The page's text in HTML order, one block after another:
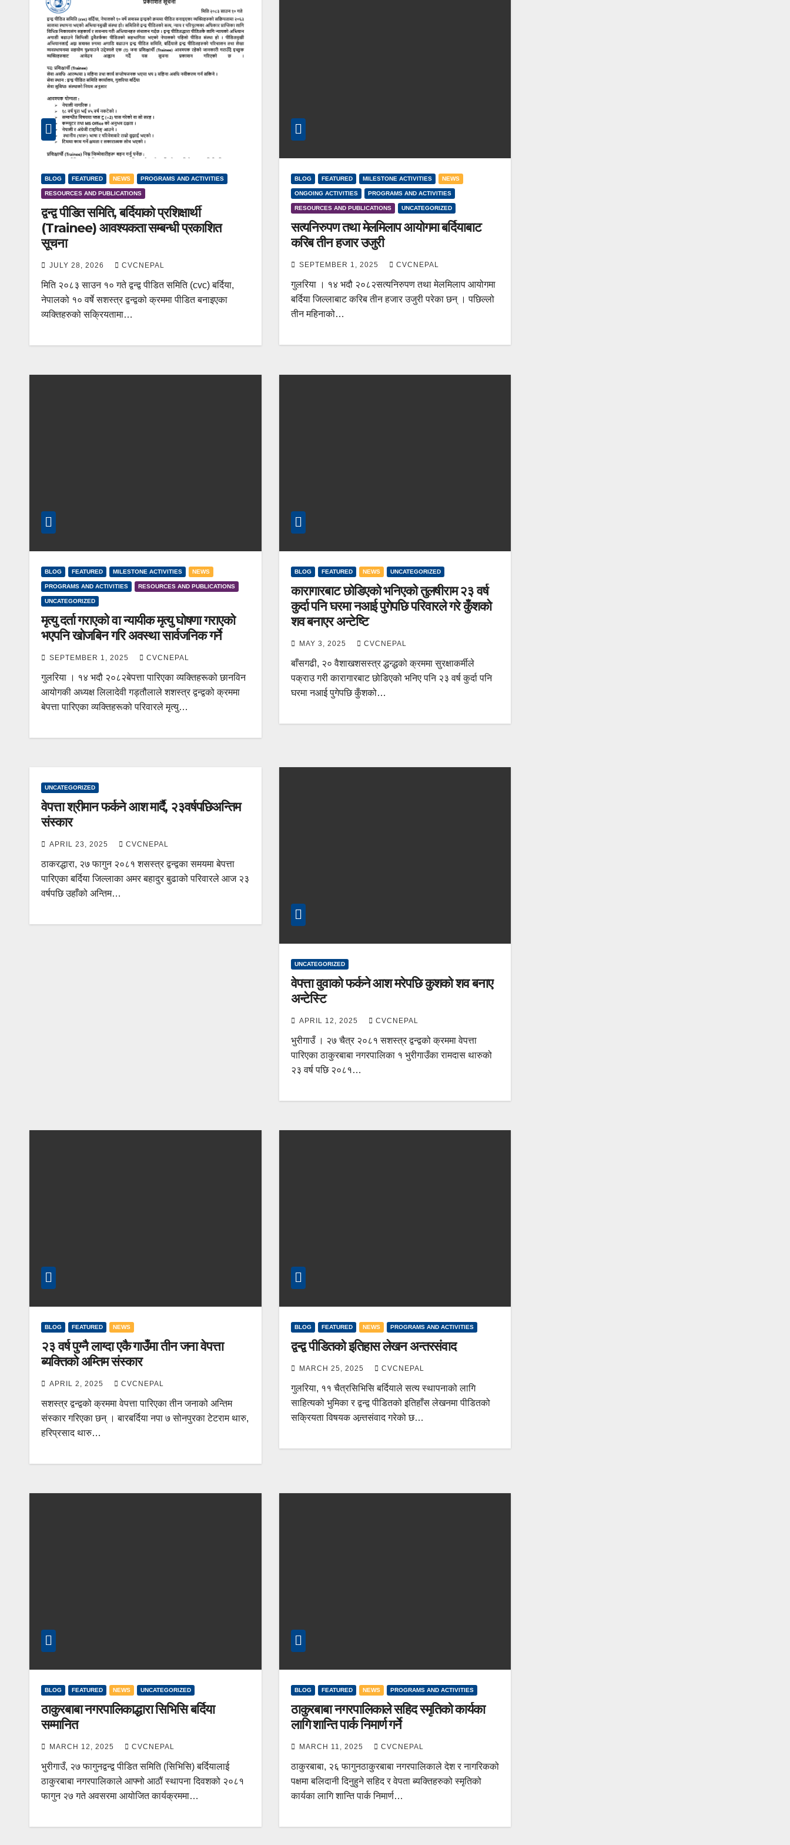
BLOG FEATURED NEWS PROGRAMS AND ACTIVITIES
RESOURCES AND PUBLICATIONS
द्वन्द्व पीडित समिति, बर्दियाको प्रशिक्षार्थी
(Trainee) आवश्यकता सम्बन्धी प्रकाशित
सूचना
JULY 28, 2026 CVCNEPAL
मिति २०८३ साउन १० गते द्वन्द्व पीडित समिति (cvc) बर्दिया,
नेपालको १० वर्षे सशस्त्र द्वन्द्वको क्रममा पीडित बनाइएका
व्यक्तिहरुको सक्रियतामा…
BLOG FEATURED MILESTONE ACTIVITIES NEWS
ONGOING ACTIVITIES PROGRAMS AND ACTIVITIES
RESOURCES AND PUBLICATIONS UNCATEGORIZED
सत्यनिरुपण तथा मेलमिलाप आयोगमा बर्दियाबाट
करिब तीन हजार उजुरी
SEPTEMBER 1, 2025 CVCNEPAL
गुलरिया । १४ भदौ २०८२सत्यनिरुपण तथा मेलमिलाप आयोगमा
बर्दिया जिल्लाबाट करिब तीन हजार उजुरी परेका छन् । पछिल्लो
तीन महिनाको…
BLOG FEATURED MILESTONE ACTIVITIES NEWS
PROGRAMS AND ACTIVITIES RESOURCES AND PUBLICATIONS
UNCATEGORIZED
मृत्यु दर्ता गराएको वा न्यायीक मृत्यु घोषणा गराएको
भएपनि खोजबिन गरि अवस्था सार्वजनिक गर्ने
SEPTEMBER 1, 2025 CVCNEPAL
गुलरिया । १४ भदौ २०८२बेपत्ता पारिएका व्यक्तिहरूको छानविन
आयोगकी अध्यक्ष लिलादेवी गड्तौलाले शशस्त्र द्वन्द्वको क्रममा
बेपत्ता पारिएका व्यक्तिहरूको परिवारले मृत्यु…
BLOG FEATURED NEWS UNCATEGORIZED
कारागारबाट छोडिएको भनिएको तुलषीराम २३ वर्ष
कुर्दा पनि घरमा नआई पुगेपछि परिवारले गरे कुँशको
शव बनाएर अन्टेष्टि
MAY 3, 2025 CVCNEPAL
बाँसगढी, २० वैशाखशसस्त्र द्धन्द्धको क्रममा सुरक्षाकर्मीले
पक्राउ गरी कारागारबाट छोडिएको भनिए पनि २३ वर्ष कुर्दा पनि
घरमा नआई पुगेपछि कुँशको…
UNCATEGORIZED
वेपत्ता श्रीमान फर्कने आश मार्दै, २३वर्षपछिअन्तिम
संस्कार
APRIL 23, 2025 CVCNEPAL
ठाकरद्धारा, २७ फागुन २०८१ शसस्त्र द्वन्द्वका समयमा बेपत्ता
पारिएका बर्दिया जिल्लाका अमर बहादुर बुढाको परिवारले आज २३
वर्षपछि उहाँको अन्तिम…
UNCATEGORIZED
वेपत्ता वुवाको फर्कने आश मरेपछि कुशको शव बनाए
अन्टेस्टि
APRIL 12, 2025 CVCNEPAL
भुरीगाउँ । २७ चैत्र २०८१ सशस्त्र द्वन्द्वको क्रममा वेपत्ता
पारिएका ठाकुरबाबा नगरपालिका १ भुरीगाउँका रामदास थारुको
२३ वर्ष पछि २०८१…
BLOG FEATURED NEWS
२३ वर्ष पुग्नै लाग्दा एकै गाउँमा तीन जना वेपत्ता
ब्यक्तिको अम्तिम संस्कार
APRIL 2, 2025 CVCNEPAL
सशस्त्र द्वन्द्वको क्रममा वेपत्ता पारिएका तीन जनाको अन्तिम
संस्कार गरिएका छन् । बारबर्दिया नपा ७ सोनपुरका टेटराम थारु,
हरिप्रसाद थारु…
BLOG FEATURED NEWS PROGRAMS AND ACTIVITIES
द्वन्द्व पीडितको इतिहास लेखन अन्तरसंवाद
MARCH 25, 2025 CVCNEPAL
गुलरिया, ११ चैत्रसिभिसि बर्दियाले सत्य स्थापनाको लागि
साहित्यको भुमिका र द्वन्द्व पीडितको इतिहाँस लेखनमा पीडितको
सक्रियता विषयक अन्र्तसंवाद गरेको छ…
BLOG FEATURED NEWS UNCATEGORIZED
ठाकुरबाबा नगरपालिकाद्धारा सिभिसि बर्दिया
सम्मानित
MARCH 12, 2025 CVCNEPAL
भुरीगाउँ, २७ फागुनद्वन्द्व पीडित समिति (सिभिसि) बर्दियालाई
ठाकुरबाबा नगरपालिकाले आफ्नो आठौं स्थापना दिवशको २०८१
फागुन २७ गते अवसरमा आयोजित कार्यक्रममा…
BLOG FEATURED NEWS PROGRAMS AND ACTIVITIES
ठाकुरबाबा नगरपालिकाले सहिद स्मृतिको कार्यका
लागि शान्ति पार्क निमार्ण गर्ने
MARCH 11, 2025 CVCNEPAL
ठाकुरबाबा, २६ फागुनठाकुरबाबा नगरपालिकाले देश र नागरिकको
पक्षमा बलिदानी दिनुहुने सहिद र वेपता ब्यक्तिहरुको स्मृतिको
कार्यका लागि शान्ति पार्क निमार्ण…